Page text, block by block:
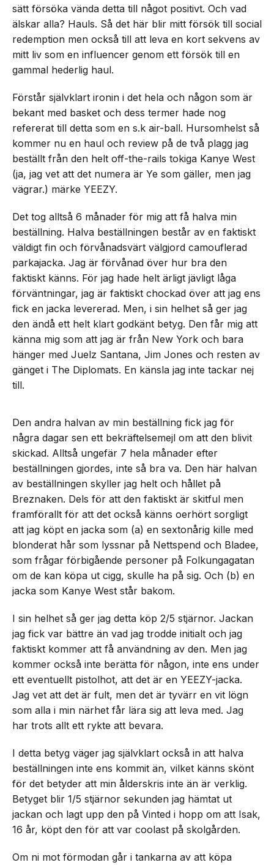
sätt försöka vända detta till något positivt. Och vad
älskar alla? Hauls. Så det här blir mitt försök till social
redemption men också till att leva en kort sekvens av
mitt liv som en influencer genom ett försök till en
gammal hederlig haul.
Förstår självklart ironin i det hela och någon som är
bekant med basket och dess termer hade nog
refererat till detta som en s.k air-ball. Hursomhelst så
kommer nu en haul och review på de två plagg jag
beställt från den helt off-the-rails tokiga Kanye West
(ja, jag vet att det numera är Ye som gäller, men jag
vägrar.) märke YEEZY.
Det tog alltså 6 månader för mig att få halva min
beställning. Halva beställningen består av en faktiskt
väldigt fin och förvånadsvärt välgjord camouflerad
parkajacka. Jag är förvånad över hur bra den
faktiskt känns. För jag hade helt ärligt jävligt låga
förväntningar, jag är faktiskt chockad över att jag ens
fick en jacka levererad. Men, i sin helhet så ger jag
den ändå ett helt klart godkänt betyg. Den får mig att
känna mig som att jag är från New York och bara
hänger med Juelz Santana, Jim Jones och resten av
gänget i The Diplomats. En känsla jag inte tackar nej
till.
Den andra halvan av min beställning fick jag för
några dagar sen ett bekräftelsemejl om att den blivit
skickad. Alltså ungefär 7 hela månader efter
beställningen gjordes, inte så bra va. Den här halvan
av beställningen skyller jag helt och hållet på
Breznaken. Dels för att den faktiskt är skitful men
framförallt för att det också känns oerhört sorgligt
att jag köpt en jacka som (a) en sextonårig kille med
blonderat hår som lyssnar på Nettspend och Bladee,
som frågar förbigående personer på Folkungagatan
om de kan köpa ut cigg, skulle ha på sig. Och (b) en
jacka som Kanye West står bakom.
I sin helhet så ger jag detta köp 2/5 stjärnor. Jackan
jag fick var bättre än vad jag trodde initialt och jag
faktiskt kommer att få användning av den. Men jag
kommer också inte berätta för någon, inte ens under
ett eventuellt pistolhot, att det är en YEEZY-jacka.
Jag vet att det är fult, men det är tyvärr en vit lögn
som alla i min närhet får lära sig att leva med. Jag
har trots allt ett rykte att bevara.
I detta betyg väger jag självklart också in att halva
beställningen inte ens kommit än, vilket känns skönt
för det betyder att min ålderskris inte än är verklig.
Betyget blir 1/5 stjärnor sekunden jag hämtat ut
jackan och lagt upp den på Vinted i hopp om att Isak,
16 år, köpt den för att var coolast på skolgården.
Om ni mot förmodan går i tankarna av att köpa